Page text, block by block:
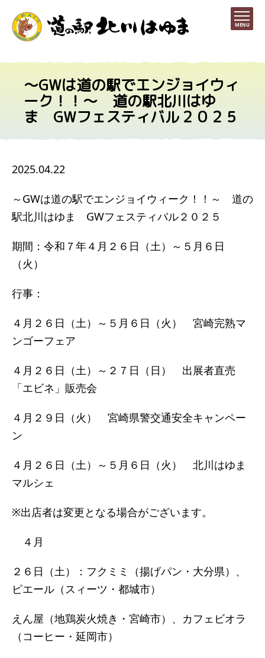
MENU
～GWは道の駅でエンジョイウィ
ーク！！～ 道の駅北川はゆ
ま GWフェスティバル２０２５
2025.04.22
～GWは道の駅でエンジョイウィーク！！～ 道の
駅北川はゆま GWフェスティバル２０２５
期間：令和７年４月２６日（土）～５月６日
（火）
行事：
４月２６日（土）～５月６日（火） 宮崎完熟マ
ンゴーフェア
４月２６日（土）～２７日（日） 出展者直売
「エビネ」販売会
４月２９日（火） 宮崎県警交通安全キャンペー
ン
４月２６日（土）～５月６日（火） 北川はゆま
マルシェ
※出店者は変更となる場合がございます。
４月
２６日（土）：フクミミ（揚げパン・大分県）、
ピエール（スィーツ・都城市）
えん屋（地鶏炭火焼き・宮崎市）、カフェビオラ
（コーヒー・延岡市）